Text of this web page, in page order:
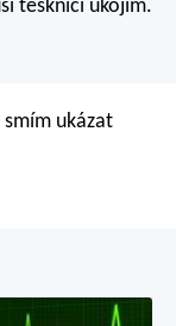
tesknící ukojím.
smím ukázat